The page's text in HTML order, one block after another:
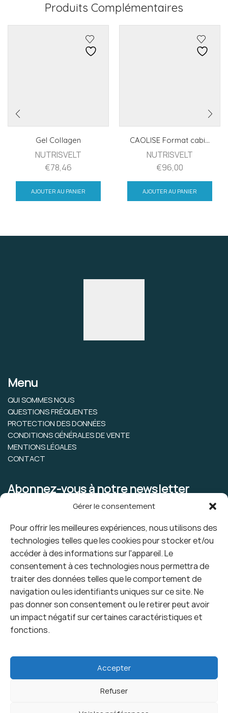
Gérer le consentement
Pour offrir les meilleures expériences, nous utilisons des
technologies telles que les cookies pour stocker et/ou
accéder à des informations sur l'appareil. Le
consentement à ces technologies nous permettra de
traiter des données telles que le comportement de
navigation ou les identifiants uniques sur ce site. Ne
pas donner son consentement ou le retirer peut avoir
un impact négatif sur certaines caractéristiques et
fonctions.
Accepter
Refuser
Produits Complémentaires
Gel Collagen
NUTRISVELT
€78,46
AJOUTER AU PANIER
CAOLISE Format cabi...
NUTRISVELT
€96,00
AJOUTER AU PANIER
Menu
QUI SOMMES NOUS
QUESTIONS FRÉQUENTES
PROTECTION DES DONNÉES
CONDITIONS GÉNÉRALES DE VENTE
MENTIONS LÉGALES
CONTACT
Abonnez-vous à notre newsletter